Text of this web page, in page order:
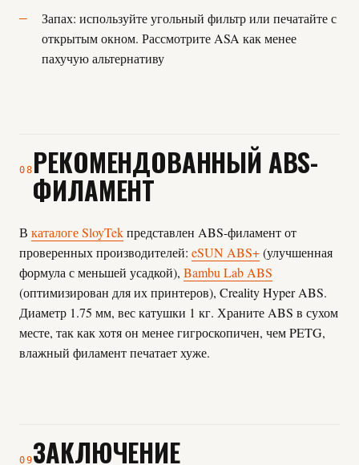
Запах: используйте угольный фильтр или печатайте с
открытым окном. Рассмотрите ASA как менее
пахучую альтернативу
08 РЕКОМЕНДОВАННЫЙ ABS-
ФИЛАМЕНТ
В каталоге SloyTekпредставлен ABS-филамент от
проверенных производителей: eSUN ABS+(улучшенная
формула с меньшей усадкой), Bambu Lab ABS
(оптимизирован для их принтеров), Creality Hyper ABS.
Диаметр 1.75 мм, вес катушки 1 кг. Храните ABS в сухом
месте, так как хотя он менее гигроскопичен, чем PETG,
влажный филамент печатает хуже.
09ЗАКЛЮЧЕНИЕ